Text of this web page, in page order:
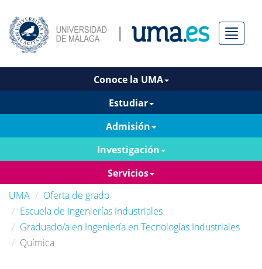
Menú
Conoce la UMA
Estudiar
Admisión
Investigación
Servicios
UMA
Oferta de grado
Escuela de Ingenierías Industriales
Graduado/a en Ingeniería en Tecnologías Industriales
Química